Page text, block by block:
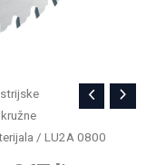
/ LU2A 0800